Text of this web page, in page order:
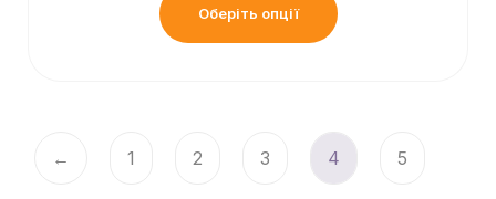
Оберіть опції
← 1 2 3 4 5